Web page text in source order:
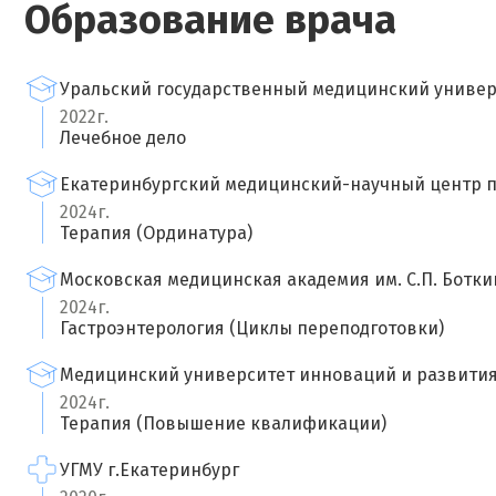
Образование врача
Уральский государственный медицинский
2022г.
Лечебное дело
Екатеринбургский медицинский-научный центр
2024г.
Терапия (Ординатура)
Московская медицинская академия им. С.П.
2024г.
Гастроэнтерология (Циклы переподготовки)
Медицинский университет инноваций и развития
2024г.
Терапия (Повышение квалификации)
УГМУ г.Екатеринбург